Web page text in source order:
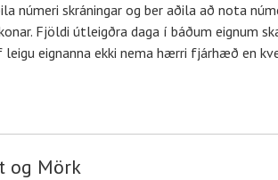
númeri skráningar og ber aðila að nota
Fjöldi útleigðra daga í báðum eignum
eignanna ekki nema hærri fjárhæð en
og Mörk